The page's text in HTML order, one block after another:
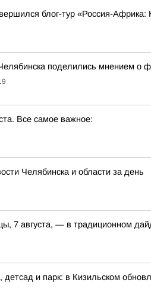
блог-тур «Россия-
поделились мнением о
Все самое важное:
Челябинска и области за день
7 августа, — в традиционном
и парк: в Кизильском